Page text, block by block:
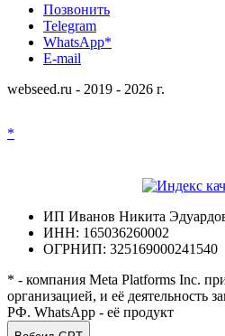
Позвонить
Telegram
WhatsApp*
E-mail
webseed.ru - 2019 - 2026 г.
*
ИП Иванов Никита
ИНН: 165036260002
ОГРНИП: 325169000241540
* - компания Meta Platforms Inc.
организацией, и её деятельность
РФ. WhatsApp - её продукт